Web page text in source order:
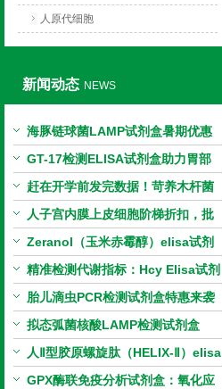
人原代细胞
新闻动态 NEWS
海豚链球菌LAMP试剂盒暑期优惠
GT-17检测ELISA试剂盒助力胃部
相关指标样本定量研究
赶在开学前发完数据！苛养木杆菌
PCR检测试剂盒暑假优惠开启
人子宫内膜上皮细胞阶梯折扣，批
量更划算
Zeranol（玉米赤霉醇）elisa试剂
盒特惠
精准检测代谢指标：Hcy Elisa试剂
盒的科研应用与技术特点
胎儿滴虫PCR检测试剂盒特惠来袭
拟态弧菌核酸LAMP检测试剂盒
（恒温荧光法）新品上市优惠活动
人Ⅱ型胶原螺旋肽（HELIX-Ⅱ）elisa
试剂盒科研优惠活动开启
GPX酶联免疫分析试剂盒：氧化应